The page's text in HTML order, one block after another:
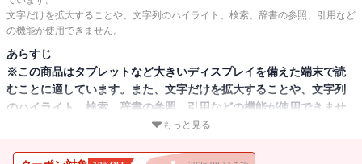
文字だけを拡大することや、文字列のハイライト、検索、辞書の参照、引用など
の機能が使用できません。
あらすじ
※この商品はタブレットなど大きいディスプレイを備えた端末で読
むことに適しています。また、文字だけを拡大することや、文字列
のハイライト、検索、辞書の参照、引用などの機能が使用できませ
魅力的な女性になるための生き方のヒント
もっと見る